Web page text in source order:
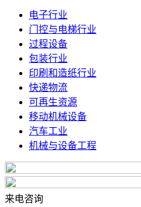
电子行业
门控与电梯行业
过程设备
包装行业
印刷和造纸行业
快递物流
可再生资源
移动机械设备
汽车工业
机械与设备工程
来电咨询